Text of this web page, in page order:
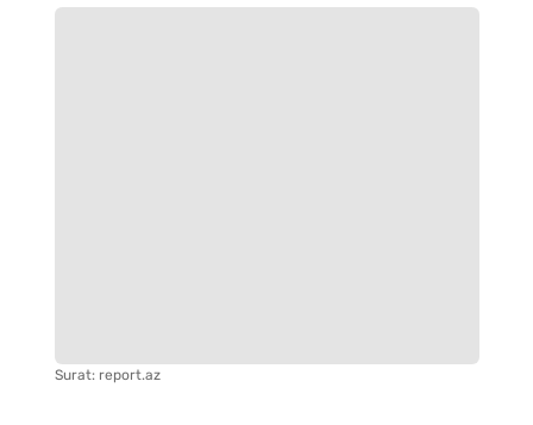
Surat: report.az